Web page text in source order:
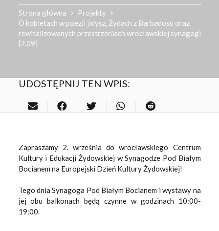
Strona główna
Projekty
O kobietach w poezji jidysz, Żydach z Barbadosu oraz
rewitalizowanych przestrzeniach wrocławskiej synagogi
[2.09]
UDOSTĘPNIJ TEN WPIS:
Zapraszamy 2. września do wrocławskiego Centrum
Kultury i Edukacji Żydowskiej w Synagodze Pod Białym
Bocianem na Europejski Dzień Kultury Żydowskiej!
Tego dnia Synagoga Pod Białym Bocianem i wystawy na
jej obu balkonach będą czynne w godzinach 10:00-
19:00.